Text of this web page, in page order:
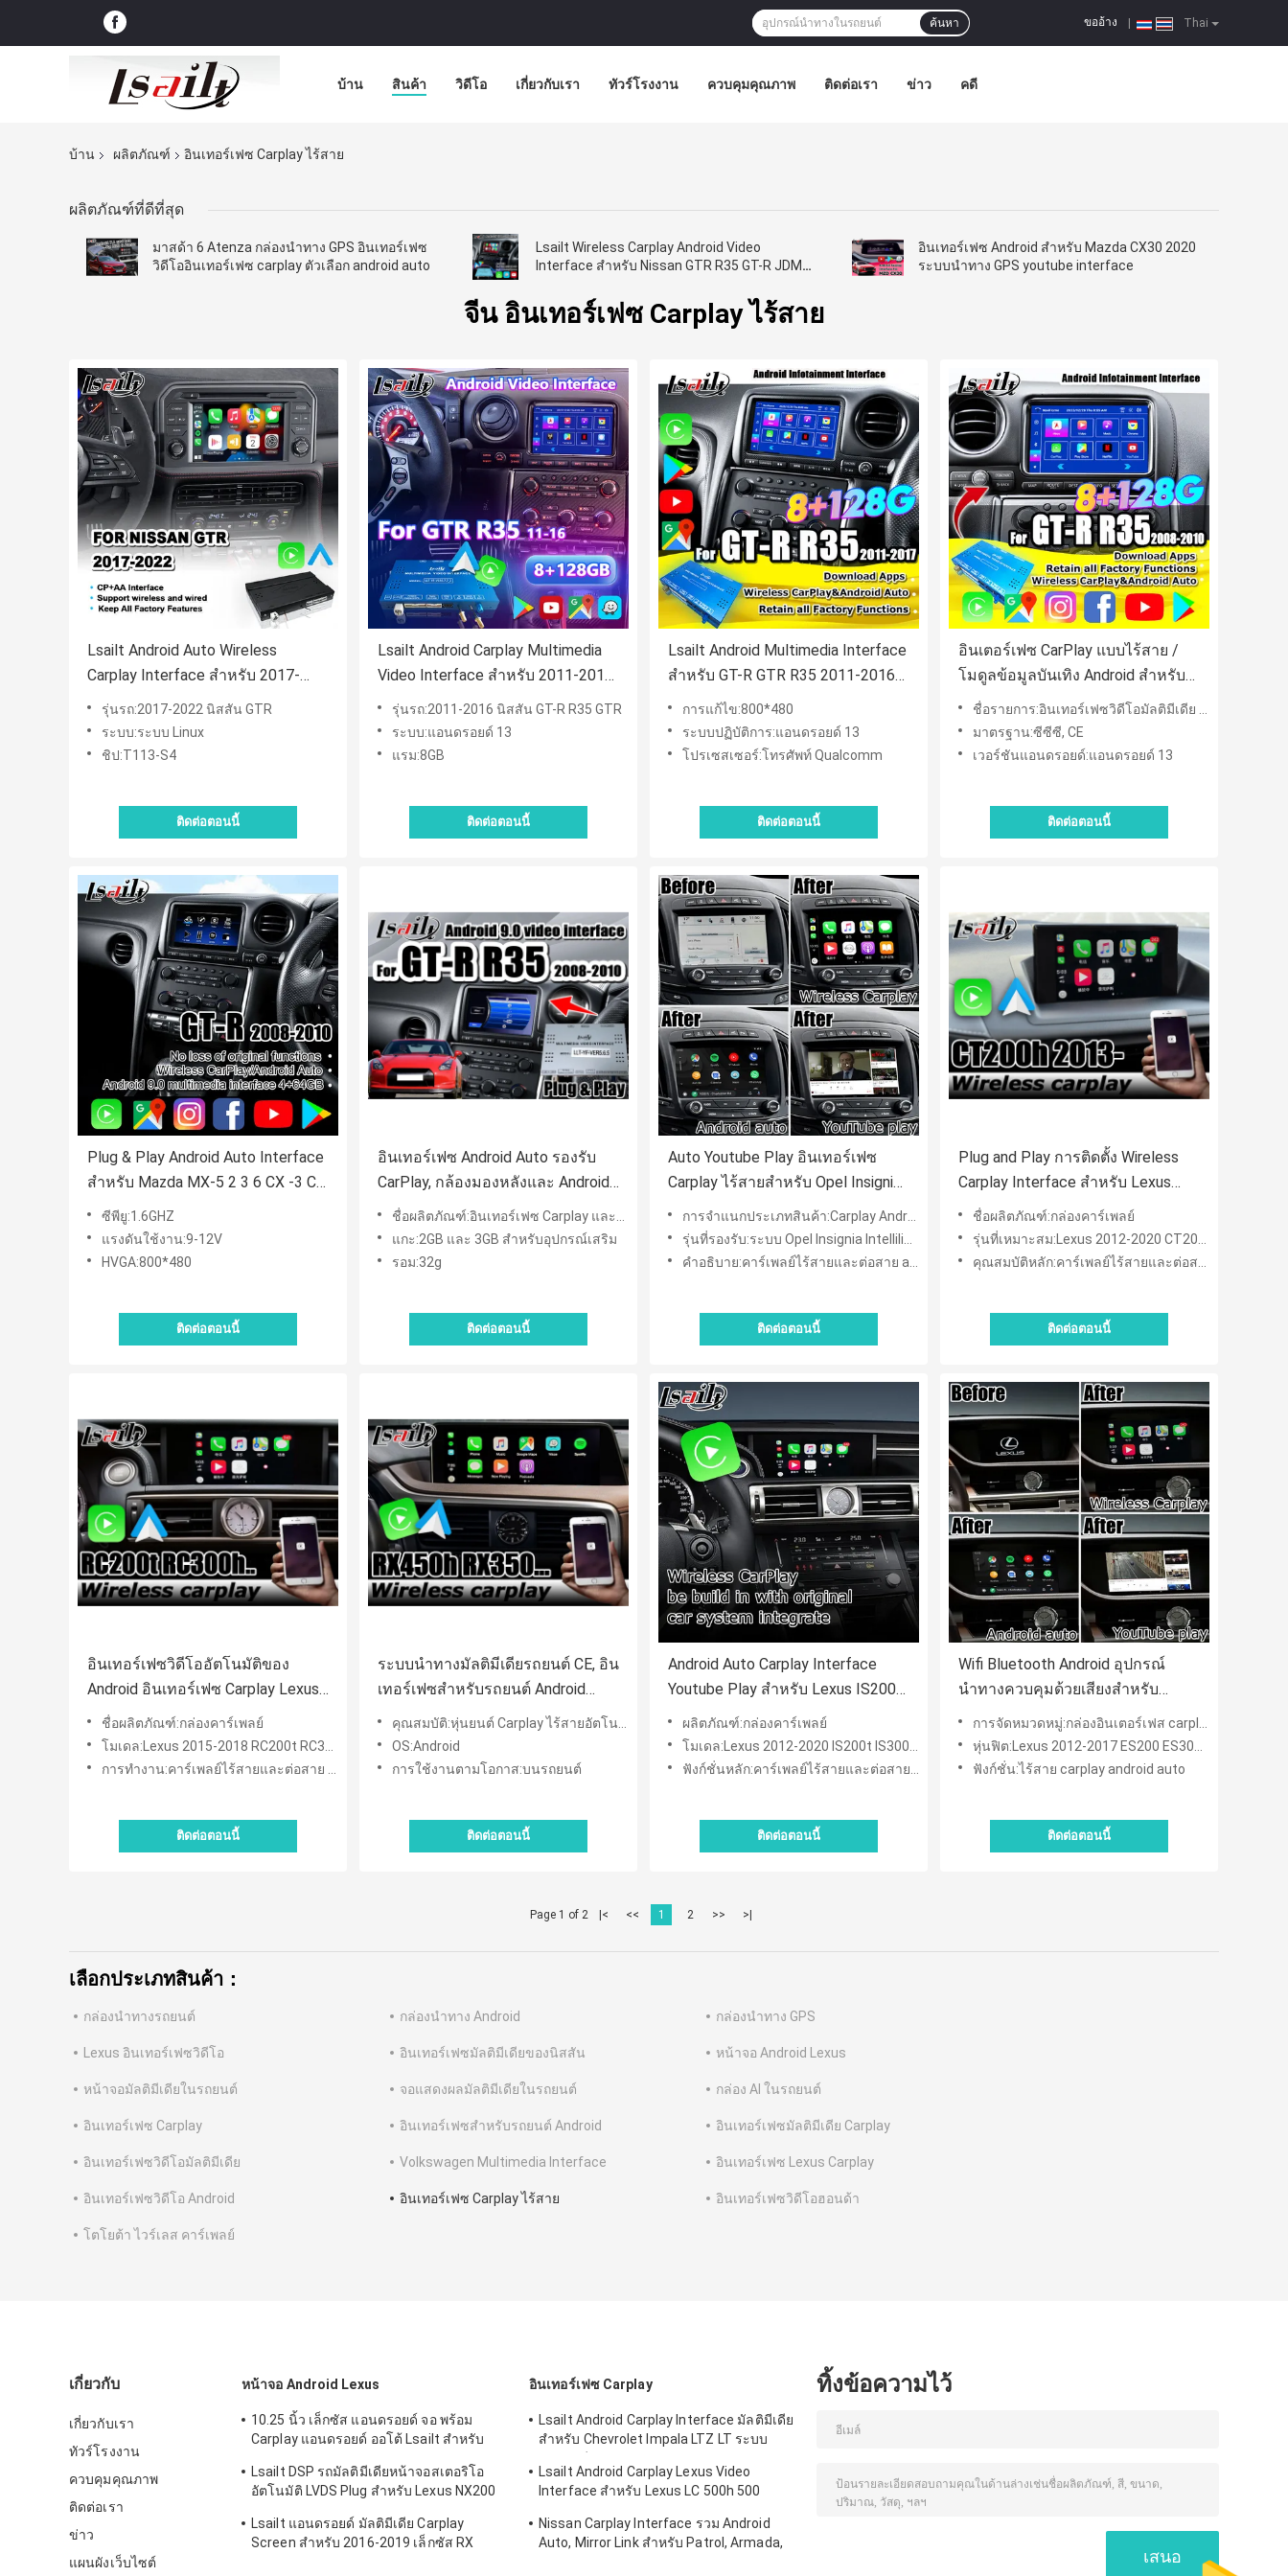
Thai
ขออ้าง
ค้นหา
บ้าน สินค้า วิดีโอ เกี่ยวกับเรา ทัวร์โรงงาน ควบคุมคุณภาพ ติดต่อเรา ข่าว คดี
บ้าน ผลิตภัณฑ์ อินเทอร์เฟซ Carplay ไร้สาย
ผลิตภัณฑ์ที่ดีที่สุด
มาสด้า 6 Atenza กล่องนำทาง GPS อินเทอร์เฟซ
วิดีโออินเทอร์เฟซ carplay ตัวเลือก android auto
Lsailt Wireless Carplay Android Video
Interface สำหรับ Nissan GTR R35 GT-R JDM
อินเทอร์เฟซ Android สำหรับ Mazda CX30 2020
ระบบนำทาง GPS youtube interface
จีน อินเทอร์เฟซ Carplay ไร้สาย
Lsailt Android Auto Wireless
Carplay Interface สำหรับ 2017-
2022 Nissan GTR
รุ่นรถ:2017-2022 นิสสัน GTR
ระบบ:ระบบ Linux
ชิป:T113-S4
ติดต่อตอนนี้
Lsailt Android Carplay Multimedia
Video Interface สําหรับ 2011-2016
นิสสัน GT-R R35 GTR
รุ่นรถ:2011-2016 นิสสัน GT-R R35 GTR
ระบบ:แอนดรอยด์ 13
แรม:8GB
ติดต่อตอนนี้
Lsailt Android Multimedia Interface
สําหรับ GT-R GTR R35 2011-2016
อินเตอร์เฟสการเล่นรถไร้สาย รวม
YouTube, GPS,8+128 GB
การแก้ไข:800*480
ระบบปฏิบัติการ:แอนดรอยด์ 13
โปรเซสเซอร์:โทรศัพท์ Qualcomm
ติดต่อตอนนี้
อินเตอร์เฟซ CarPlay แบบไร้สาย /
โมดูลข้อมูลบันเทิง Android สําหรับ
GT-R GTR R35 2008-2010 JDM รุ่น
รวม NetFlix, YouTbe
ชื่อรายการ:อินเทอร์เฟซวิดีโอมัลติมีเดีย CarPlay และ Android
มาตรฐาน:ซีซีซี, CE
เวอร์ชันแอนดรอยด์:แอนดรอยด์ 13
ติดต่อตอนนี้
Plug & Play Android Auto Interface
สำหรับ Mazda MX-5 2 3 6 CX -3 CX
-5 รองรับแอพ Miracast WIFI
Yandex แผนที่ออนไลน์
ซีพียู:1.6GHZ
แรงดันใช้งาน:9-12V
HVGA:800*480
ติดต่อตอนนี้
อินเทอร์เฟซ Android Auto รองรับ
CarPlay, กล้องมองหลังและ Android
Auto สำหรับ 2008-2010 GTR GT-R
R35
ชื่อผลิตภัณฑ์:อินเทอร์เฟซ Carplay และวิดีโอสำหรับ GT-R
แกะ:2GB และ 3GB สำหรับอุปกรณ์เสริม
รอม:32g
ติดต่อตอนนี้
Auto Youtube Play อินเทอร์เฟซ
Carplay ไร้สายสำหรับ Opel Insignia
Vauxhall Buick Regal
การจำแนกประเภทสินค้า:Carplay Android อินเทอร์เฟซอัตโนมัติ
รุ่นที่รองรับ:ระบบ Opel Insignia Intellilink เข้ากันได้กับ GM . อื่น ๆ
คำอธิบาย:คาร์เพลย์ไร้สายและต่อสาย android auto
ติดต่อตอนนี้
Plug and Play การติดตั้ง Wireless
Carplay Interface สำหรับ Lexus
CT200h 2011
ชื่อผลิตภัณฑ์:กล่องคาร์เพลย์
รุ่นที่เหมาะสม:Lexus 2012-2020 CT200h
คุณสมบัติหลัก:คาร์เพลย์ไร้สายและต่อสาย android auto
ติดต่อตอนนี้
อินเทอร์เฟซวิดีโออัตโนมัติของ
Android อินเทอร์เฟซ Carplay Lexus
Rc200t Rc300h Rc350 Rcf 2011
ชื่อผลิตภัณฑ์:กล่องคาร์เพลย์
โมเดล:Lexus 2015-2018 RC200t RC300h RC350
การทำงาน:คาร์เพลย์ไร้สายและต่อสาย android auto
ติดต่อตอนนี้
ระบบนำทางมัลติมีเดียรถยนต์ CE, อิน
เทอร์เฟซสำหรับรถยนต์ Android
Lexus RX350 RX450h 2016-2020
คุณสมบัติ:หุ่นยนต์ Carplay ไร้สายอัตโนมัติ
OS:Android
การใช้งานตามโอกาส:บนรถยนต์
ติดต่อตอนนี้
Android Auto Carplay Interface
Youtube Play สำหรับ Lexus IS200t
IS300h IS350 2011
ผลิตภัณฑ์:กล่องคาร์เพลย์
โมเดล:Lexus 2012-2020 IS200t IS300h IS350
ฟังก์ชั่นหลัก:คาร์เพลย์ไร้สายและต่อสาย android auto
ติดต่อตอนนี้
Wifi Bluetooth Android อุปกรณ์
นำทางควบคุมด้วยเสียงสำหรับ
Lexus ES350 ES300h 2016
การจัดหมวดหมู่:กล่องอินเตอร์เฟส carplay
หุ่นฟิต:Lexus 2012-2017 ES200 ES300h ES350 ES250
ฟังก์ชั่น:ไร้สาย carplay android auto
ติดต่อตอนนี้
Page 1 of 2 |< << 1 2 >> >|
เลือกประเภทสินค้า：
กล่องนำทางรถยนต์ กล่องนำทาง Android กล่องนำทาง GPS
Lexus อินเทอร์เฟซวิดีโอ อินเทอร์เฟซมัลติมีเดียของนิสสัน หน้าจอ Android Lexus
หน้าจอมัลติมีเดียในรถยนต์ จอแสดงผลมัลติมีเดียในรถยนต์ กล่อง AI ในรถยนต์
อินเทอร์เฟซ Carplay อินเทอร์เฟซสำหรับรถยนต์ Android อินเทอร์เฟซมัลติมีเดีย Carplay
อินเทอร์เฟซวิดีโอมัลติมีเดีย Volkswagen Multimedia Interface อินเทอร์เฟซ Lexus Carplay
อินเทอร์เฟซวิดีโอ Android อินเทอร์เฟซ Carplay ไร้สาย อินเทอร์เฟซวิดีโอฮอนด้า
โตโยต้า ไวร์เลส คาร์เพลย์
เกี่ยวกับ
เกี่ยวกับเรา
ทัวร์โรงงาน
ควบคุมคุณภาพ
ติดต่อเรา
ข่าว
แผนผังเว็บไซต์
หน้าจอ Android Lexus
10.25 นิ้ว เล็กซัส แอนดรอยด์ จอ พร้อม
Carplay แอนดรอยด์ ออโต้ Lsailt สําหรับ
Lsailt DSP รถมัลติมีเดียหน้าจอสเตอริโอ
อัตโนมัติ LVDS Plug สำหรับ Lexus NX200
Lsailt แอนดรอยด์ มัลติมีเดีย Carplay
Screen สําหรับ 2016-2019 เล็กซัส RX
อินเทอร์เฟซ Carplay
Lsailt Android Carplay Interface มัลติมีเดีย
สำหรับ Chevrolet Impala LTZ LT ระบบ
Lsailt Android Carplay Lexus Video
Interface สําหรับ Lexus LC 500h 500
Nissan Carplay Interface รวม Android
Auto, Mirror Link สำหรับ Patrol, Armada,
ทิ้งข้อความไว้